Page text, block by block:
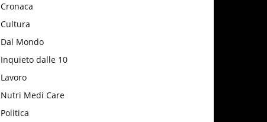
Cronaca
Cultura
Dal Mondo
Inquieto dalle 10
Lavoro
Nutri Medi Care
Politica